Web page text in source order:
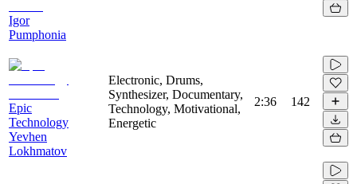
Igor
Pumphonia
Epic
Technology
Yevhen
Lokhmatov
Electronic, Drums,
Synthesizer, Documentary,
Technology, Motivational,
Energetic
2:36 142